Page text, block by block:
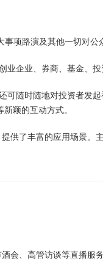
项路演及其他一切对公
业企业、券商、基金、投
可随时随地对投资者发
颖的互动方式。
供了丰富的应用场景。
会、高管访谈等直播服